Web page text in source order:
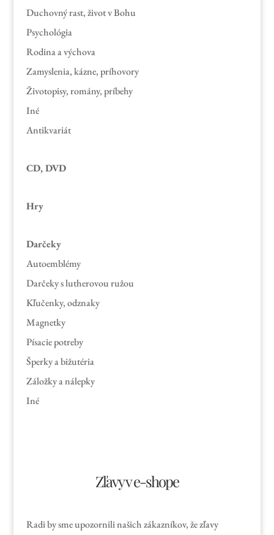
Duchovný rast, život v Bohu
Psychológia
Rodina a výchova
Zamyslenia, kázne, príhovory
Životopisy, romány, príbehy
Iné
Antikvariát
CD, DVD
Hry
Darčeky
Autoemblémy
Darčeky s lutherovou ružou
Kľučenky, odznaky
Magnetky
Písacie potreby
Šperky a bižutéria
Záložky a nálepky
Iné
Zľavy v e-shope
Radi by sme upozornili našich zákazníkov, že zľavy